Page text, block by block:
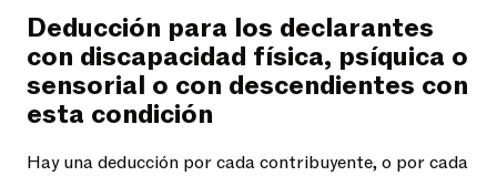
Deducción para los declarantes
con discapacidad física, psíquica o
sensorial o con descendientes con
esta condición
Hay una deducción por cada contribuyente, o por cada